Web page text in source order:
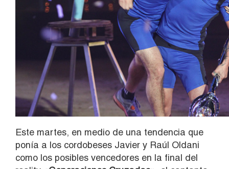
Este martes, en medio de una tendencia que
ponía a los cordobeses Javier y Raúl Oldani
como los posibles vencedores en la final del